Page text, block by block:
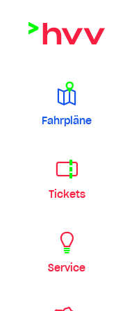
Fahrpläne
Tickets
Service